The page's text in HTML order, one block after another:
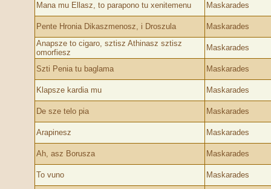
Mana mu Ellasz, to parapono tu xenitemenu
Maskarades
Pente Hronia Dikaszmenosz, i Droszula
Maskarades
Anapsze to cigaro, sztisz Athinasz sztisz
omorfiesz
Maskarades
Szti Penia tu baglama Maskarades
Klapsze kardia mu Maskarades
De sze telo pia Maskarades
Arapinesz Maskarades
Ah, asz Borusza Maskarades
To vuno Maskarades